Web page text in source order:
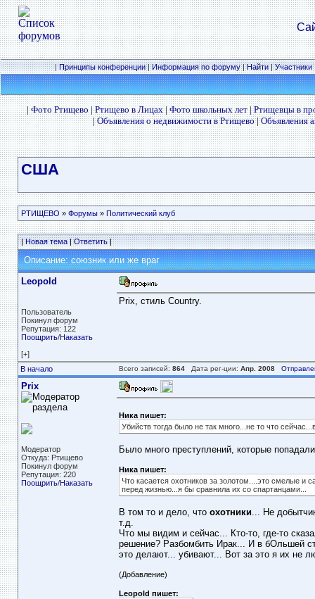
|Принципы конференции|Информация по форуму|Найти|Участники
|Фото Ртищево|Ртищево в Лицах|Фото школьных лет|Ртищевцы в
|Объявления о недвижимости в Ртищево|Объявления
США
РТИЩЕВО » Форумы» Политический клуб
|Новая тема|Ответить|
Описание: союзник или же враг
Leopold
Пользователь
Покинул форум
Репутация: 122
Поощрить/Наказать
[+]
Prix, стиль Country.
В начало Всего записей: 864Дата рег-ции: Апр. 2008
Prix
Модератор
Откуда: Ртищево
Покинул форум
Репутация: 220
Поощрить/Наказать
Ника пишет:
Убийств тогда было не так много...не то что
Было много преступлений, которые
Ника пишет:
Что касается охотников за золотом....это смелые
перед жизнью...я бы сравнила их со спартанцами...
В том то и дело, что охотники... Не
т.д.
Что мы видим и сейчас... Кто-то, где-то
решение? Разбомбить Ирак... И в бОльшей
это делают... убивают... Вот за это я их не
(Добавление)
Leopold пишет: